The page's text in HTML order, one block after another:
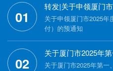
01
转发|关于申领厦门
（第二次拨付）的
关于申领厦门市2025
付）的预通知
02
关于厦门市2025年
件申领等事项的通知
关于厦门市2025年第